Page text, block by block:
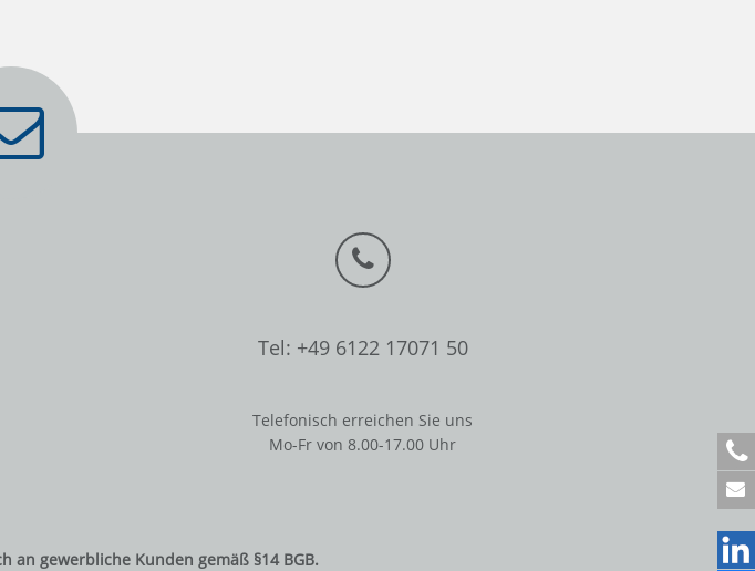
+
4
9
2
Tel: +49 6122 17071 50
Telefonisch erreichen Sie uns
Mo-Fr von 8.00-17.00 Uhr
an gewerbliche Kunden gemäß §14 BGB.